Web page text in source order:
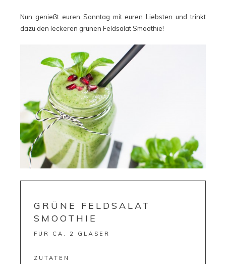
Nun genießt euren Sonntag mit euren Liebsten und trinkt
dazu den leckeren grünen Feldsalat Smoothie!
GRÜNE FELDSALAT
SMOOTHIE
FÜR CA. 2 GLÄSER
ZUTATEN